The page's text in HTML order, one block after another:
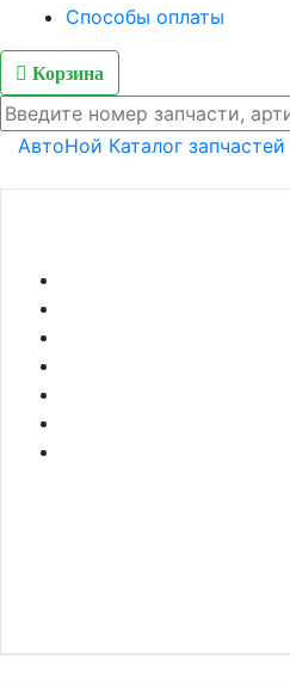
Способы оплаты
Корзина
АвтоНой Каталог запчастей